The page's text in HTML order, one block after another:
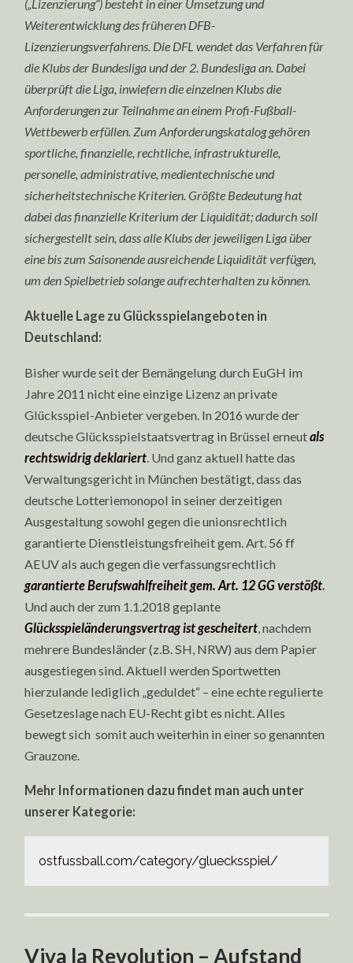
(„Lizenzierung“) besteht in einer Umsetzung und
Weiterentwicklung des früheren DFB-
Lizenzierungsverfahrens. Die DFL wendet das Verfahren für
die Klubs der Bundesliga und der 2. Bundesliga an. Dabei
überprüft die Liga, inwiefern die einzelnen Klubs die
Anforderungen zur Teilnahme an einem Profi-Fußball-
Wettbewerb erfüllen. Zum Anforderungskatalog gehören
sportliche, finanzielle, rechtliche, infrastrukturelle,
personelle, administrative, medientechnische und
sicherheitstechnische Kriterien. Größte Bedeutung hat
dabei das finanzielle Kriterium der Liquidität; dadurch soll
sichergestellt sein, dass alle Klubs der jeweiligen Liga über
eine bis zum Saisonende ausreichende Liquidität verfügen,
um den Spielbetrieb solange aufrechterhalten zu können.
Aktuelle Lage zu Glücksspielangeboten in
Deutschland:
Bisher wurde seit der Bemängelung durch EuGH im
Jahre 2011 nicht eine einzige Lizenz an private
Glücksspiel-Anbieter vergeben. In 2016 wurde der
deutsche Glücksspielstaatsvertrag in Brüssel erneutals
rechtswidrig deklariert . Und ganz aktuell hatte das
Verwaltungsgericht in München bestätigt, dass das
deutsche Lotteriemonopol in seiner derzeitigen
Ausgestaltung sowohl gegen die unionsrechtlich
garantierte Dienstleistungsfreiheit gem. Art. 56 ff
AEUV als auch gegen die verfassungsrechtlich
garantierte Berufswahlfreiheit gem. Art. 12 GG verstößt.
Und auch der zum 1.1.2018 geplante
Glücksspieländerungsvertrag ist gescheitert , nachdem
mehrere Bundesländer (z.B. SH, NRW) aus dem Papier
ausgestiegen sind. Aktuell werden Sportwetten
hierzulande lediglich „geduldet“ – eine echte regulierte
Gesetzeslage nach EU-Recht gibt es nicht. Alles
bewegt sich somit auch weiterhin in einer so genannten
Grauzone.
Mehr Informationen dazu findet man auch unter
unserer Kategorie:
ostfussball.com/category/gluecksspiel/
Viva la Revolution – Aufstand